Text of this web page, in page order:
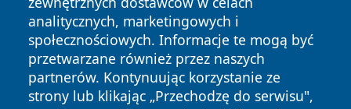
analitycznych, marketingowych i
społecznościowych. Informacje te mogą być
przetwarzane również przez naszych
partnerów. Kontynuując korzystanie ze
strony lub klikając „Przechodzę do serwisu",
Copyright © 2026 wejherowski24.pl Wszystkie prawa
zastrzeżone.